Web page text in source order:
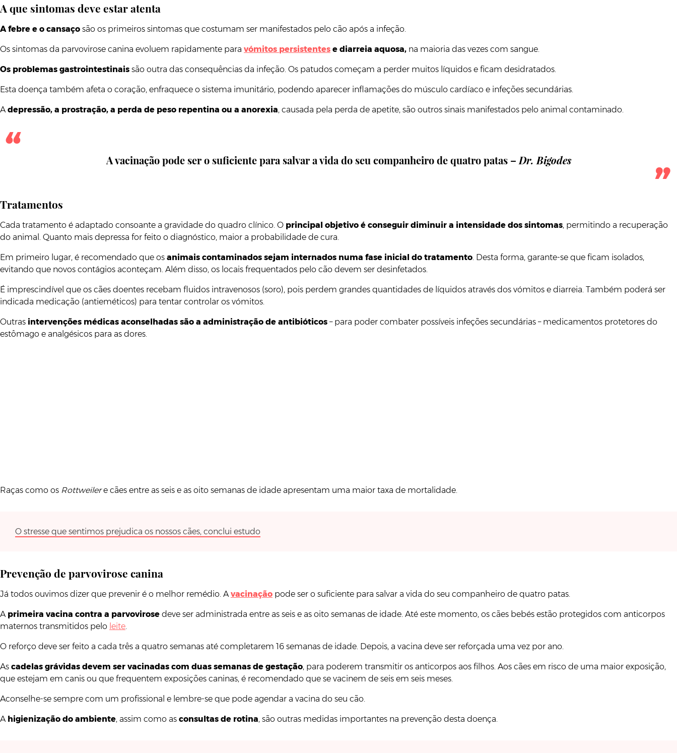
A que sintomas deve estar atenta
A febre e o cansaço são os primeiros sintomas que costumam ser manifestados pelo cão após a infeção.
Os sintomas da parvovirose canina evoluem rapidamente para vómitos persistentes e diarreia aquosa, na maioria das vezes com sangue.
Os problemas gastrointestinais são outra das consequências da infeção. Os patudos começam a perder muitos líquidos e ficam desidratados.
Esta doença também afeta o coração, enfraquece o sistema imunitário, podendo aparecer inflamações do músculo cardíaco e infeções secundárias.
Adepressão, a prostração, a perda de peso repentina ou a anorexia, causada pela perda de apetite, são outros sinais manifestados pelo animal contaminado.
A vacinação pode ser o suficiente para salvar a vida do seu companheiro de quatro patas – Dr. Bigodes
Tratamentos
Cada tratamento é adaptado consoante a gravidade do quadro clínico. O principal objetivo é conseguir diminuir a intensidade dos sintomas, permitindo a recuperação
do animal. Quanto mais depressa for feito o diagnóstico, maior a probabilidade de cura.
Em primeiro lugar, é recomendado que os animais contaminados sejam internados numa fase inicial do tratamento . Desta forma, garante-se que ficam isolados,
evitando que novos contágios aconteçam. Além disso, os locais frequentados pelo cão devem ser desinfetados.
É imprescindível que os cães doentes recebam fluidos intravenosos (soro), pois perdem grandes quantidades de líquidos através dos vómitos e diarreia. Também poderá ser
indicada medicação (antieméticos) para tentar controlar os vómitos.
Outras intervenções médicas aconselhadas são a administração de antibióticos – para poder combater possíveis infeções secundárias – medicamentos protetores do
estômago e analgésicos para as dores.
Raças como os Rottweilere cães entre as seis e as oito semanas de idade apresentam uma maior taxa de mortalidade.
O stresse que sentimos prejudica os nossos cães, conclui estudo
Prevenção de parvovirose canina
Já todos ouvimos dizer que prevenir é o melhor remédio. A vacinação pode ser o suficiente para salvar a vida do seu companheiro de quatro patas.
A primeira vacina contra a parvovirose deve ser administrada entre as seis e as oito semanas de idade. Até este momento, os cães bebés estão protegidos com anticorpos
maternos transmitidos pelo leite
O reforço deve ser feito a cada três a quatro semanas até completarem 16 semanas de idade. Depois, a vacina deve ser reforçada uma vez por ano.
As cadelas grávidas devem ser vacinadas com duas semanas de gestação, para poderem transmitir os anticorpos aos filhos. Aos cães em risco de uma maior exposição,
que estejam em canis ou que frequentem exposições caninas, é recomendado que se vacinem de seis em seis meses.
Aconselhe-se sempre com um profissional e lembre-se que pode agendar a vacina do seu cão.
A higienização do ambiente, assim como as consultas de rotina, são outras medidas importantes na prevenção desta doença.